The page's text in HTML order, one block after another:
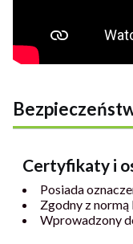
Certyfikaty i
Posiada
Zgodny z
Wprowadzony